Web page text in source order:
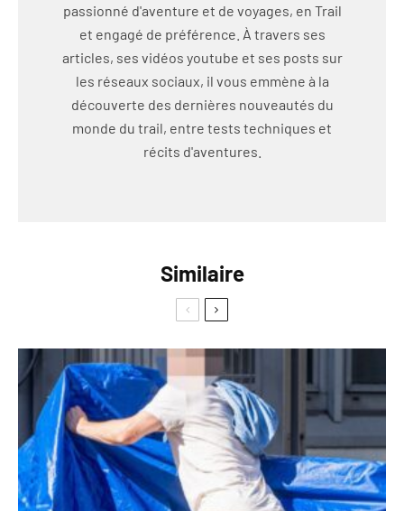
passionné d'aventure et de voyages, en Trail
et engagé de préférence. À travers ses
articles, ses vidéos youtube et ses posts sur
les réseaux sociaux, il vous emmène à la
découverte des dernières nouveautés du
monde du trail, entre tests techniques et
récits d'aventures.
Similaire